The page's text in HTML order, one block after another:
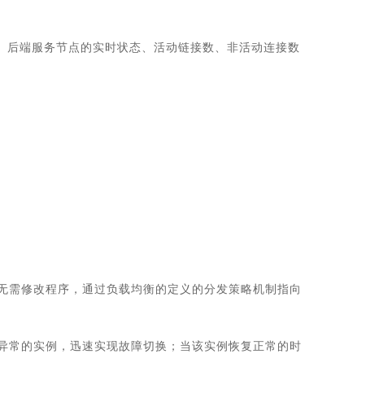
端服务节点的实时状态、活动链接数、非活动连接数
修改程序，通过负载均衡的定义的分发策略机制指向
的实例，迅速实现故障切换；当该实例恢复正常的时